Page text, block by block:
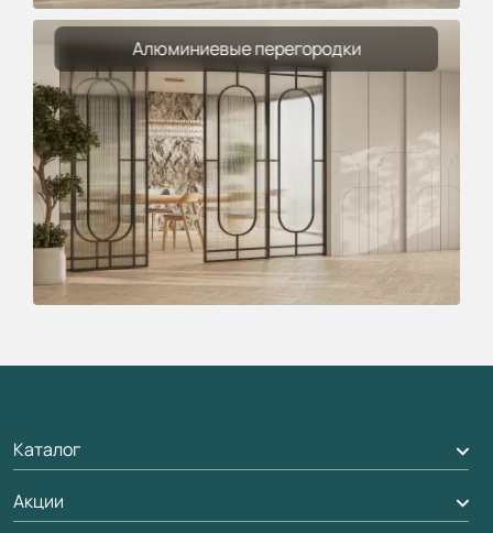
Алюминиевые перегородки
Каталог
Межкомнатные двери
Акции